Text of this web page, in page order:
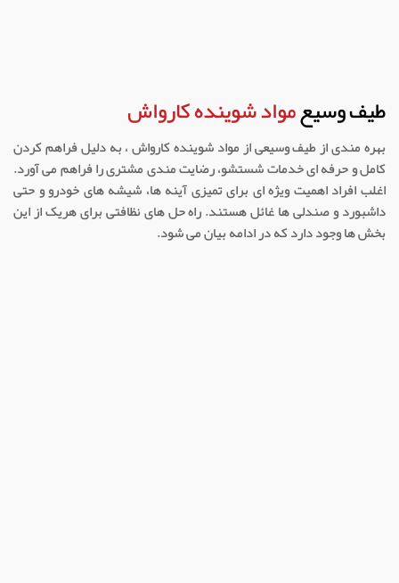
طیف وسیعمواد شوینده کارواش
بهره مندی از طیف وسیعی از مواد شوینده کارواش ، به دلیل فراهم کردن
کامل و حرفه ای خدمات شستشو، رضایت مندی مشتری را فراهم می آورد.
اغلب افراد اهمیت ویژه ای برای تمیزی آینه ها، شیشه های خودرو و حتی
داشبورد و صندلی ها غائل هستند. راه حل های نظافتی برای هریک از این
بخش ها وجود دارد که در ادامه بیان می شود.